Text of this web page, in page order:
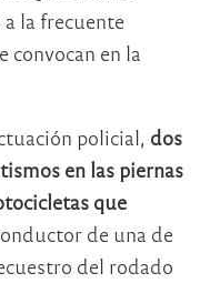
la frecuente
convocan en la
policial, dos
en las piernas
que
de una de
del rodado